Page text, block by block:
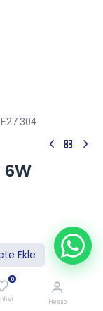
Ekle
0
Hesap
304
6W